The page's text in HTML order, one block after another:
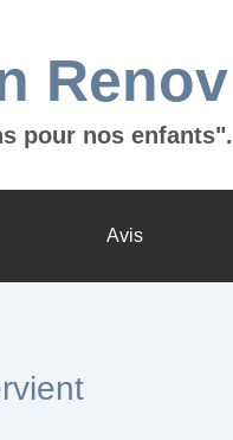
Renov
pour nos enfants".
Avis